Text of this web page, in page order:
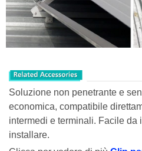
Soluzione non penetrante e
economica, compatibile
intermedi e terminali. Facile da
installare.